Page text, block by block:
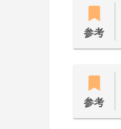
参考
参考